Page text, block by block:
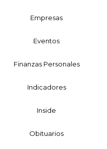
Empresas
Eventos
Finanzas Personales
Indicadores
Inside
Obituarios